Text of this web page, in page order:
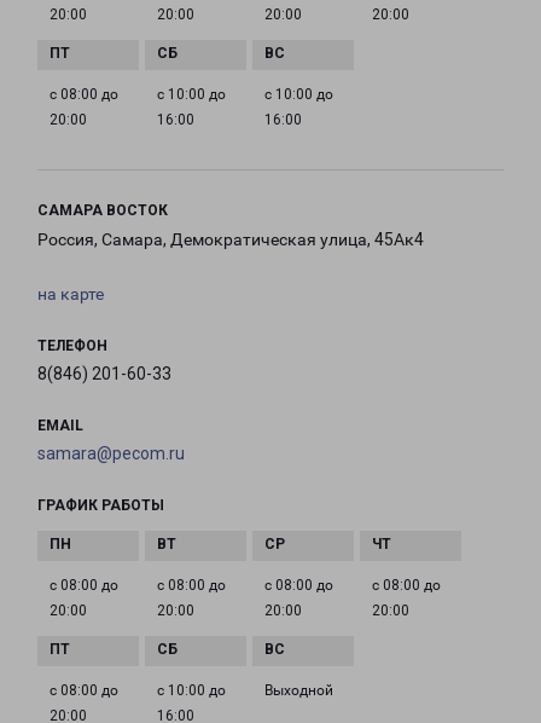
20:00
20:00
20:00
20:00
с 08:00 до
20:00
с 10:00 до
16:00
с 10:00 до
16:00
САМАРА ВОСТОК
Россия, Самара, Демократическая улица, 45Ак4
на карте
ТЕЛЕФОН
8(846) 201-60-33
EMAIL
samara@pecom.ru
ГРАФИК РАБОТЫ
с 08:00 до
20:00
с 08:00 до
20:00
с 08:00 до
20:00
с 08:00 до
20:00
с 08:00 до
20:00
с 10:00 до
16:00
Выходной